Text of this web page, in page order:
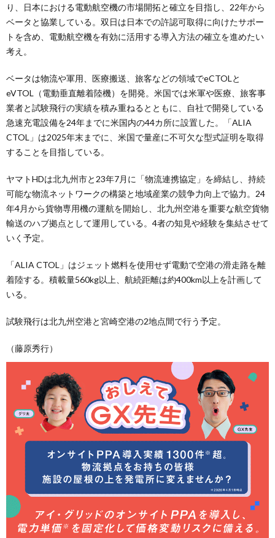
り、日本における電動航空機の市場開拓と確立を目指し、22年から
ベータと協業している。双日は日本での許認可取得に向けたサポー
トを含め、電動航空機を有効に活用する導入方法の確立を進めたい
考え。
ベータは物流や軍用、医療搬送、旅客などの領域でeCTOLと
eVTOL（電動垂直離着陸機）を開発。米国では米軍や医療、旅客事
業者と試験飛行の実績を積み重ねるとともに、自社で開発している
急速充電設備を24年までに米国内の44カ所に設置した。「ALIA
CTOL」は2025年末までに、米国で量産に不可欠な型式証明を取得
することを目指している。
ヤマトHDは北九州市と23年7月に「物流連携協定」を締結し、持続
可能な物流ネットワークの構築と地域産業の競争力向上で協力。24
年4月から貨物専用機の運航を開始し、北九州空港を重要な航空貨物
輸送のハブ拠点として運用している。4者の知見や経験を集結させて
いく予定。
「ALIA CTOL」はジェット燃料を使用せず電動で空港の滑走路を離
着陸する。積載量560kg以上、航続距離は約400km以上を計画して
いる。
試験飛行は北九州空港と宮崎空港の2地点間で行う予定。
（藤原秀行）